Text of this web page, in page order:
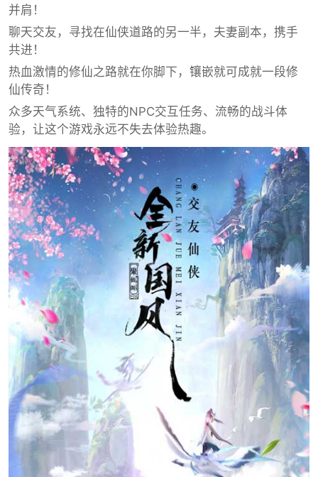
并肩！
聊天交友，寻找在仙侠道路的另一半，夫妻副本，携手
共进！
热血激情的修仙之路就在你脚下，镶嵌就可成就一段修
仙传奇！
众多天气系统、独特的NPC交互任务、流畅的战斗体
验，让这个游戏永远不失去体验热趣。